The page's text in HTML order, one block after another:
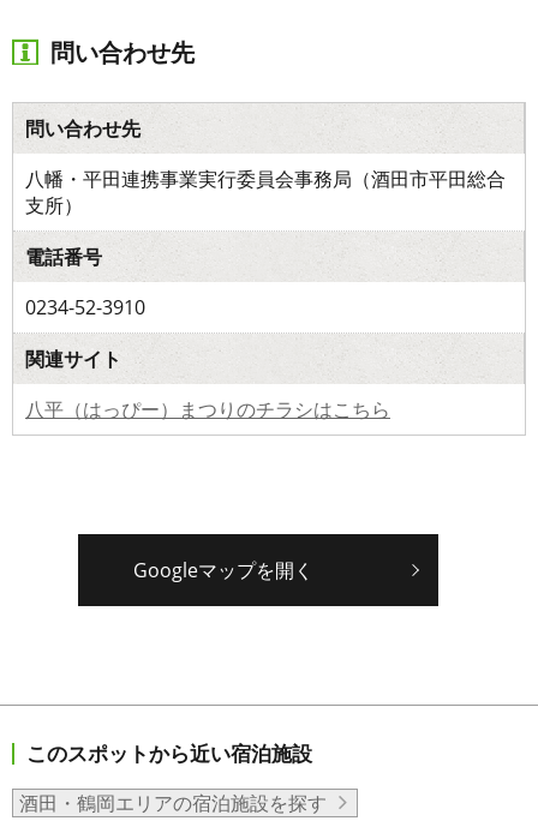
問い合わせ先
問い合わせ先
八幡・平田連携事業実行委員会事務局（酒田市平田総合
支所）
電話番号
0234-52-3910
関連サイト
八平（はっぴー）まつりのチラシはこちら
Googleマップを開く
このスポットから近い宿泊施設
酒田・鶴岡エリアの宿泊施設を探す